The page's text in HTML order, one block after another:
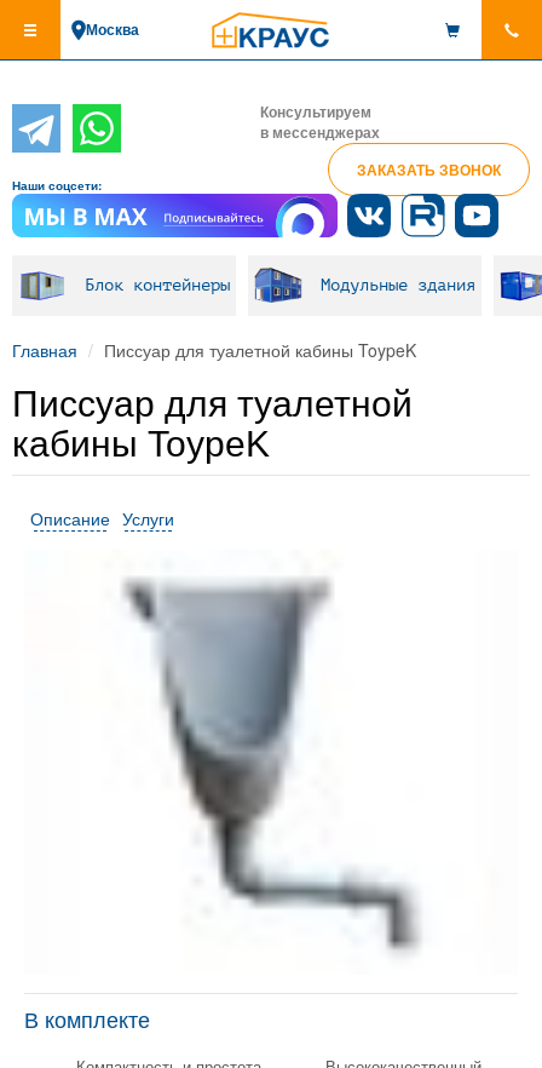
основному
Москва
Консультируем
в мессенджерах
ЗАКАЗАТЬ ЗВОНОК
Наши соцсети:
Блок контейнеры Модульные здания
Главная Писсуар для туалетной кабины ToypeK
Писсуар для туалетной
кабины ToypeK
Описание Услуги
В комплекте